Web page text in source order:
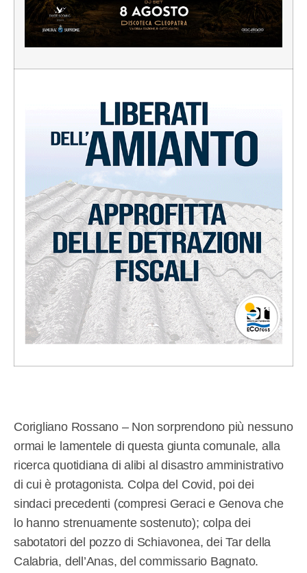
Corigliano Rossano – Non sorprendono più nessuno
ormai le lamentele di questa giunta comunale, alla
ricerca quotidiana di alibi al disastro amministrativo
di cui è protagonista. Colpa del Covid, poi dei
sindaci precedenti (compresi Geraci e Genova che
lo hanno strenuamente sostenuto); colpa dei
sabotatori del pozzo di Schiavonea, dei Tar della
Calabria, dell’Anas, del commissario Bagnato.